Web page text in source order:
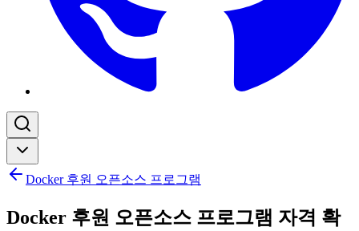
Docker 후원 오픈소스 프로그램
Docker 후원 오픈소스 프로그램 자격 확